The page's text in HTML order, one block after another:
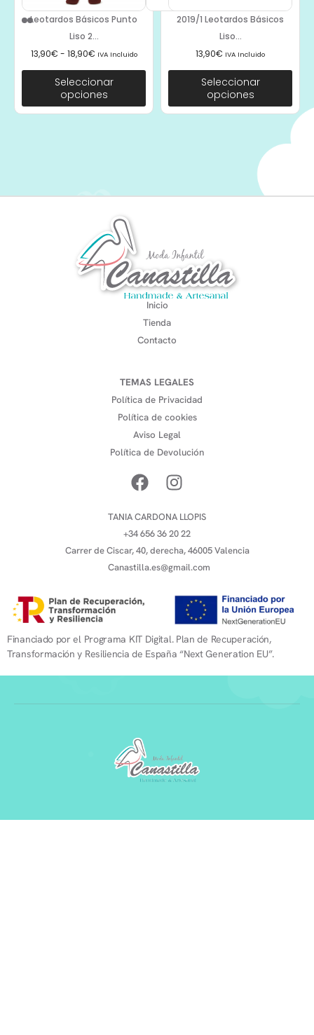
Leotardos Básicos Punto
Liso 2...
13,90€ - 18,90€ IVA Incluido
Seleccionar
opciones
2019/1 Leotardos Básicos
Liso...
13,90€ IVA Incluido
Seleccionar
opciones
Inicio
Tienda
Contacto
TEMAS LEGALES
Política de Privacidad
Política de cookies
Aviso Legal
Política de Devolución
TANIA CARDONA LLOPIS
+34 656 36 20 22
Carrer de Ciscar, 40, derecha, 46005 Valencia
Canastilla.es@gmail.com
Financiado por el Programa KIT Digital. Plan de Recuperación,
Transformación y Resiliencia de España “Next Generation EU”.